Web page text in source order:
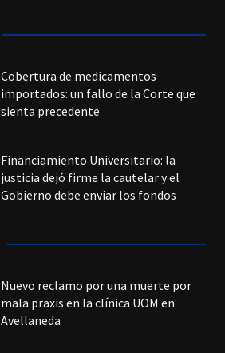
Cobertura de medicamentos
importados: un fallo de la Corte que
sienta precedente
Financiamiento Universitario: la
justicia dejó firme la cautelar y el
Gobierno debe enviar los fondos
Nuevo reclamo por una muerte por
mala praxis en la clínica UOM en
Avellaneda